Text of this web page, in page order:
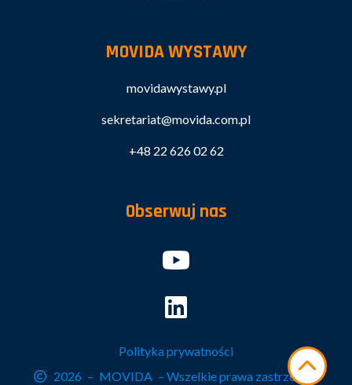
MOVIDA WYSTAWY
movidawystawy.pl
sekretariat@movida.com.pl
+48 22 626 02 62
Obserwuj nas
Polityka prywatności
2026 – MOVIDA – Wszelkie prawa zastrzeżone